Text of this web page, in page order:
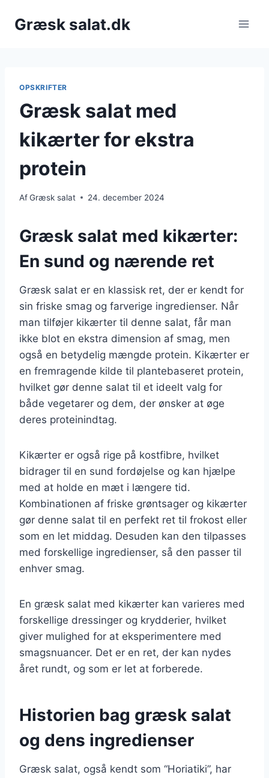
Græsk salat.dk
OPSKRIFTER
Græsk salat med
kikærter for ekstra
protein
AfGræsk salat 24. december 2024
Græsk salat med kikærter:
En sund og nærende ret
Græsk salat er en klassisk ret, der er kendt for
sin friske smag og farverige ingredienser. Når
man tilføjer kikærter til denne salat, får man
ikke blot en ekstra dimension af smag, men
også en betydelig mængde protein. Kikærter er
en fremragende kilde til plantebaseret protein,
hvilket gør denne salat til et ideelt valg for
både vegetarer og dem, der ønsker at øge
deres proteinindtag.
Kikærter er også rige på kostfibre, hvilket
bidrager til en sund fordøjelse og kan hjælpe
med at holde en mæt i længere tid.
Kombinationen af friske grøntsager og kikærter
gør denne salat til en perfekt ret til frokost eller
som en let middag. Desuden kan den tilpasses
med forskellige ingredienser, så den passer til
enhver smag.
En græsk salat med kikærter kan varieres med
forskellige dressinger og krydderier, hvilket
giver mulighed for at eksperimentere med
smagsnuancer. Det er en ret, der kan nydes
året rundt, og som er let at forberede.
Historien bag græsk salat
og dens ingredienser
Græsk salat, også kendt som “Horiatiki”, har